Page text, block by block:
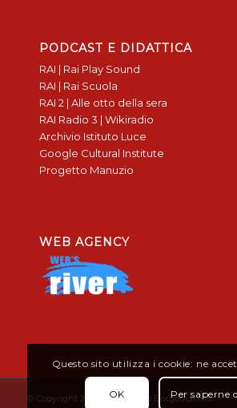
PODCAST E DIDATTICA
RAI | Rai Play Sound
RAI | Rai Scuola
RAI 2 | Alle otto della sera
RAI Radio 3 | Wikiradio
Archivio Istituto Luce
Google Cultural Institute
Progetto Manuzio
WEB AGENCY
© Copyright 2019 - Don Bosco Borgomanero
Questo sito utilizza i cookie: ne
OK Per saperne